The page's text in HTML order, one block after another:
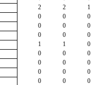
2 2
1
0 0
0
0 0
0
0 0
0
1 1
0
0 0
0
0 0
0
0 0
0
0 0
0